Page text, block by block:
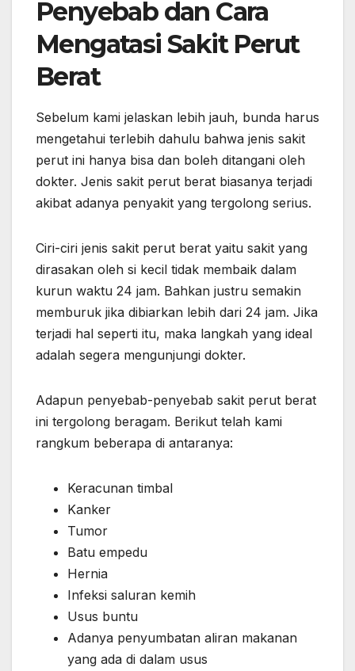
Penyebab dan Cara
Mengatasi Sakit Perut
Berat
Sebelum kami jelaskan lebih jauh, bunda harus
mengetahui terlebih dahulu bahwa jenis sakit
perut ini hanya bisa dan boleh ditangani oleh
dokter. Jenis sakit perut berat biasanya terjadi
akibat adanya penyakit yang tergolong serius.
Ciri-ciri jenis sakit perut berat yaitu sakit yang
dirasakan oleh si kecil tidak membaik dalam
kurun waktu 24 jam. Bahkan justru semakin
memburuk jika dibiarkan lebih dari 24 jam. Jika
terjadi hal seperti itu, maka langkah yang ideal
adalah segera mengunjungi dokter.
Adapun penyebab-penyebab sakit perut berat
ini tergolong beragam. Berikut telah kami
rangkum beberapa di antaranya:
Keracunan timbal
Kanker
Tumor
Batu empedu
Hernia
Infeksi saluran kemih
Usus buntu
Adanya penyumbatan aliran makanan
yang ada di dalam usus